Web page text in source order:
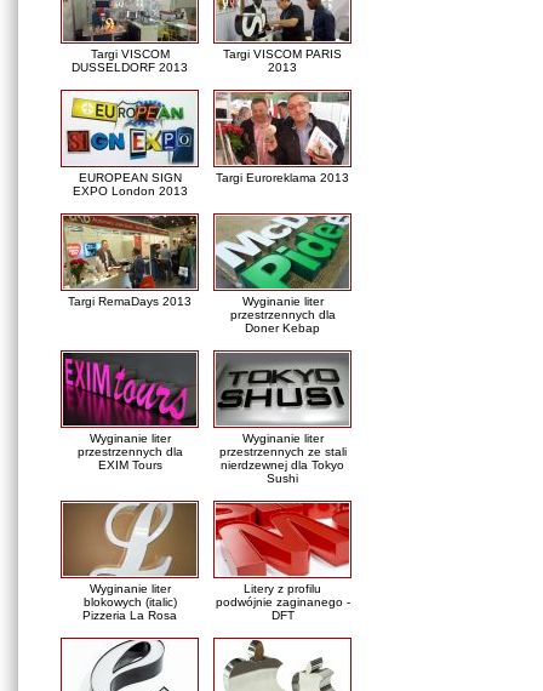
Targi VISCOM
DUSSELDORF 2013
Targi VISCOM PARIS
2013
EUROPEAN SIGN
EXPO London 2013
Targi Euroreklama 2013
Targi RemaDays 2013
Wyginanie liter
przestrzennych dla
Doner Kebap
Wyginanie liter
przestrzennych dla
EXIM Tours
Wyginanie liter
przestrzennych ze stali
nierdzewnej dla Tokyo
Sushi
Wyginanie liter
blokowych (italic)
Pizzeria La Rosa
Litery z profilu
podwójnie zaginanego -
DFT